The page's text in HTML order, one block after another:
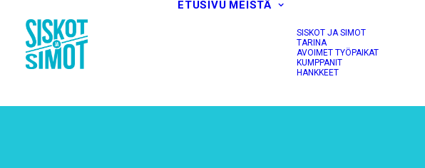
ETUSIVU MEISTÄ
SISKOT JA SIMOT
TARINA
AVOIMET TYÖPAIKAT
KUMPPANIT
HANKKEET